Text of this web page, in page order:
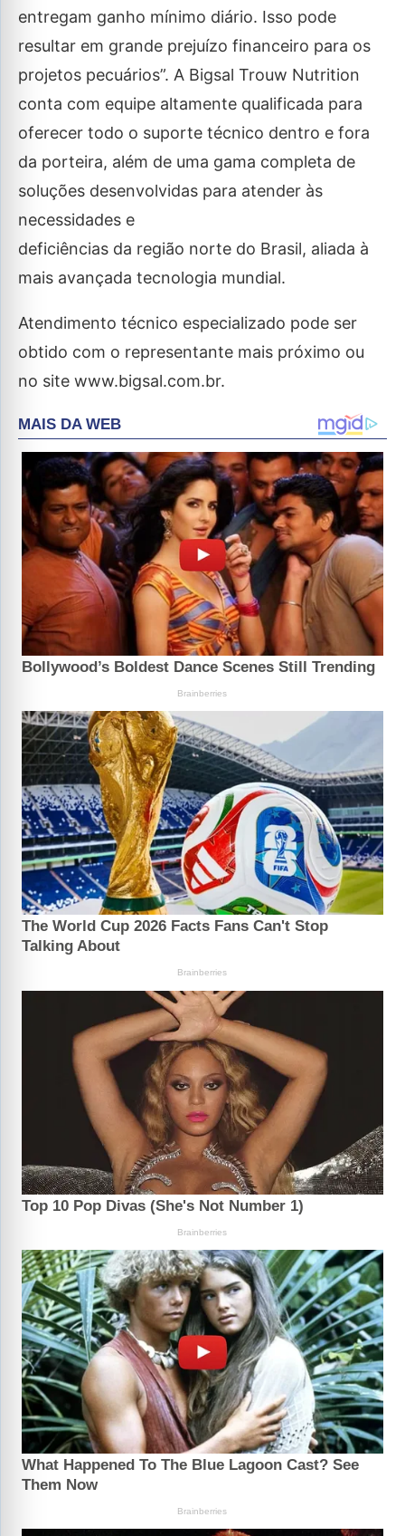
entregam ganho mínimo diário. Isso pode
resultar em grande prejuízo financeiro para os
projetos pecuários”. A Bigsal Trouw Nutrition
conta com equipe altamente qualificada para
oferecer todo o suporte técnico dentro e fora
da porteira, além de uma gama completa de
soluções desenvolvidas para atender às
necessidades e
deficiências da região norte do Brasil, aliada à
mais avançada tecnologia mundial.
Atendimento técnico especializado pode ser
obtido com o representante mais próximo ou
no site www.bigsal.com.br.